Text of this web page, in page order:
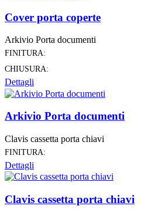
Cover porta coperte
Arkivio Porta documenti
FINITURA:
CHIUSURA:
Dettagli
Arkivio Porta documenti
Clavis cassetta porta chiavi
FINITURA:
Dettagli
Clavis cassetta porta chiavi